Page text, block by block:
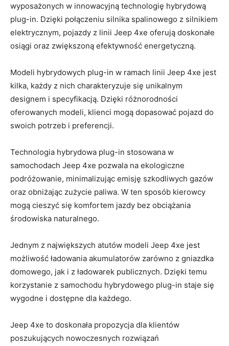
wyposażonych ⁣w innowacyjną technologię hybrydową
plug-in. Dzięki połączeniu silnika⁢ spalinowego ​z silnikiem
elektrycznym, pojazdy z linii ‌Jeep 4xe oferują doskonałe
osiągi oraz ‍zwiększoną efektywność energetyczną.
Modeli hybrydowych plug-in w ramach linii Jeep ​4xe jest
kilka, ​każdy⁤ z nich charakteryzuje‍ się unikalnym
designem i specyfikacją. Dzięki różnorodności
oferowanych modeli, klienci mogą dopasować pojazd do
swoich potrzeb i preferencji.
Technologia‍ hybrydowa plug-in stosowana w
samochodach Jeep 4xe pozwala na ekologiczne
podróżowanie, minimalizując⁣ emisję szkodliwych gazów
oraz obniżając zużycie paliwa. ⁤W⁢ ten sposób kierowcy
mogą cieszyć ‌się komfortem jazdy bez obciążania
środowiska naturalnego.
Jednym z ⁣największych ⁤atutów modeli Jeep 4xe jest
możliwość ‍ładowania akumulatorów zarówno z gniazdka⁤
domowego, jak i z ładowarek‌ publicznych.⁣ Dzięki⁤ temu
korzystanie z‌ samochodu hybrydowego plug-in staje się⁢
wygodne ​i dostępne dla⁢ każdego.
Jeep 4xe ⁢to doskonała propozycja dla klientów
poszukujących​ nowoczesnych​ rozwiązań